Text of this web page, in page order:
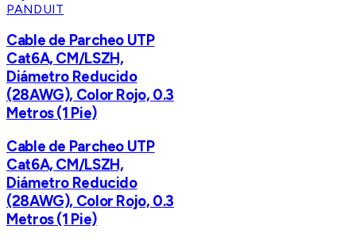
PANDUIT
Cable de Parcheo UTP
Cat6A, CM/LSZH,
Diámetro Reducido
(28AWG), Color Rojo, 0.3
Metros (1 Pie)
Cable de Parcheo UTP
Cat6A, CM/LSZH,
Diámetro Reducido
(28AWG), Color Rojo, 0.3
Metros (1 Pie)